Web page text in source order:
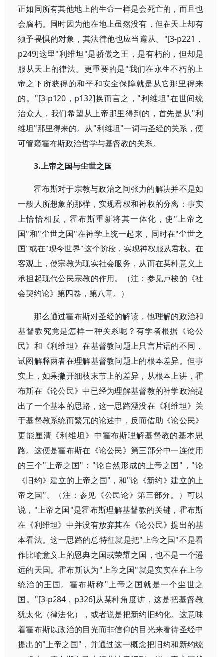
正如同所有其他地上的生命一样是会死亡的，而且也
会腐朽。同时因为他在地上虽然没有，但在天上却有
须予畏惧的对象，其法律他也应当遵从。"[3-p221，
p249]这里"利维坦"是骄傲之王，是有朽的，但却是
服从天上的律法。更重要的是"我们在永生不朽的上
帝之下所获得的和平和安全保障就是从它那里得来
的。"[3-p120，p132]换而言之，"利维坦"在世间统
治众人，我们希望从上帝那里得到的，首先是从"利
维坦"那里得来的。从"利维坦"一词与圣经的关系，便
可管窥霍布斯政治哲学与基督教的关系。
3.上帝之国与尘世之国
霍布斯对于宗教与政治之间张力的解决并不是如
一般人所想象的那样，实现君权和神权的分离：事实
上恰恰相反，霍布斯重新将其一体化，使"上帝之
国"和"尘世之国"在神学上统一起来，同时在"尘世之
国"或在"现今世界"这个阶段，实现神权服从君权。在
客观上，使宗教为现实社会服务，从而在某种意义上
承担起现代公民宗教的作用。（注：参见卢梭的《社
会契约论》第四卷，第八章。）
那么通过霍布斯对圣经的解读，他理解的政治和
基督教究竟是怎样一种关系呢？有学者根据《论公
民》和《利维坦》在基督教问题上只言片语的不同，
试图解释两者在理解基督教问题上的根本差异。但事
实上，如果撇开细枝末节上的差异，从根本上讲，霍
布斯在《论公民》中已经为理解基督教的神学政治提
出了一个基本的思路，这一思路湮没在《利维坦》关
于基督教系统而繁冗的论述中，反而借助《论公民》
更能厘清《利维坦》中霍布斯理解基督教的基本思
路。这便是霍布斯在《论公民》第三部分中一连使用
的三个"上帝之国"："论自然形成的上帝之国"，"论
《旧约》建立的上帝之国"，和"论《新约》建立的上
帝之国"。（注：参见《公民论》第三部分。）可以
说，"上帝之国"是霍布斯理解基督教的关键，霍布斯
在《利维坦》中并没有放弃其在《论公民》提出的基
本看法。这一思路的总特征就是把"上帝之国"不是看
作比喻意义上的恩典之国或荣耀之国，也不是一个遥
远的天国。霍布斯认为"上帝之国"就是实实在在上帝
统治的王国。霍布斯称"上帝之国就是一个尘世之
国。"[3-p284，p326]从某种角度讲，这是把基督教
犹太化（律法化），或者说是把新约旧约化。这意味
着霍布斯以政治的目光而非信仰的目光来看待圣经中
提出的"上帝之国"，并通过这一概念把旧约和新约统